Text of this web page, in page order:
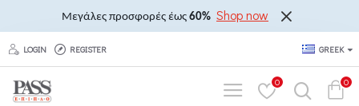
Μεγάλες προσφορές έως 60% Shop now
LOGIN REGISTER GREEK
0 0